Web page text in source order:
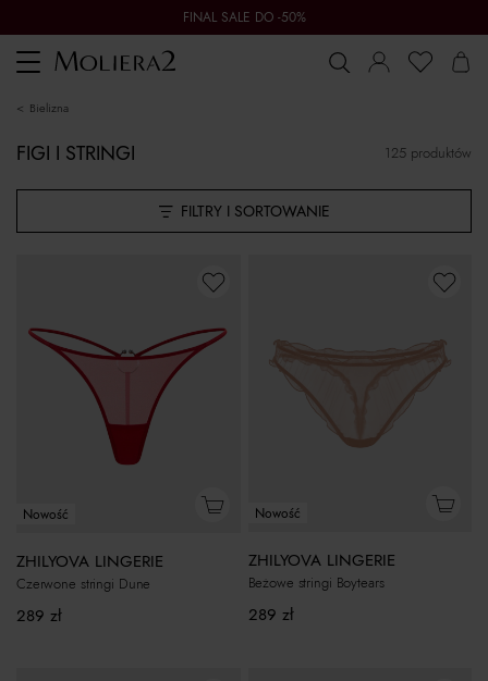
FINAL SALE DO -50%
Toggle
navigation
bielizna
FILTRY I SORTOWANIE
125 produktów
FIGI I STRINGI
Nowość
ZHILYOVA LINGERIE
Czerwone stringi Dune
289 zł
Nowość
ZHILYOVA LINGERIE
Beżowe stringi Boytears
289 zł